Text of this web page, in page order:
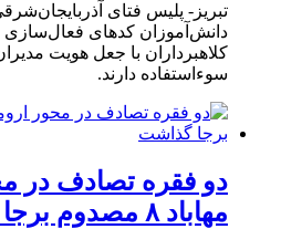
تبریز- پلیس فتای
دانش‌آموزان کدهای فعال‌سازی
کلاهبرداران با جعل هویت
سوءاستفاده دارند.
دو فقره تصادف در
مهاباد ۸ مصدوم برجا گذاشت